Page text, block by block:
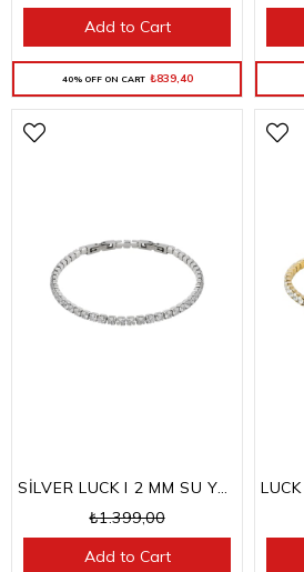
40% OFF ON CART ₺839,40
Add to Cart
₺1.399,00
Add to Cart